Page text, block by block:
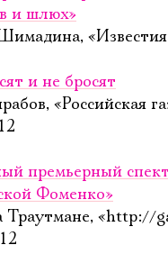
и шлюх»
и не бросят
«Российская
премьерный
Фоменко»
«http://